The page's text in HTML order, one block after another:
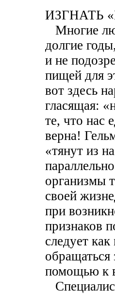
ИЗГНАТЬ
Многие
долгие
и не
пищей для
вот здесь
гласящая:
те, что нас
верна!
«тянут из
организмы
своей
при
признаков
следует
обращаться
помощью к